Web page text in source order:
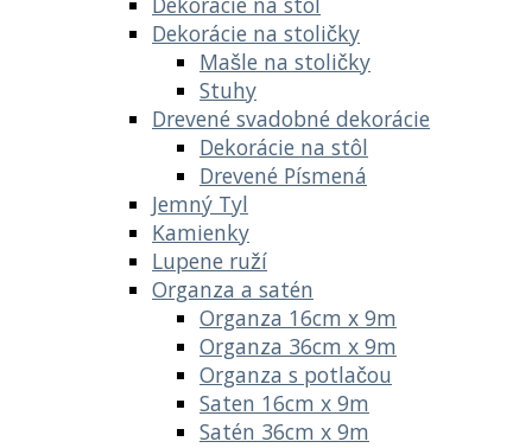
Dekorácie na stoličky
Mašle na stoličky
Stuhy
Drevené svadobné dekorácie
Dekorácie na stôl
Drevené Písmená
Jemný Tyl
Kamienky
Lupene ruží
Organza a satén
Organza 16cm x 9m
Organza 36cm x 9m
Organza s potlačou
Saten 16cm x 9m
Satén 36cm x 9m